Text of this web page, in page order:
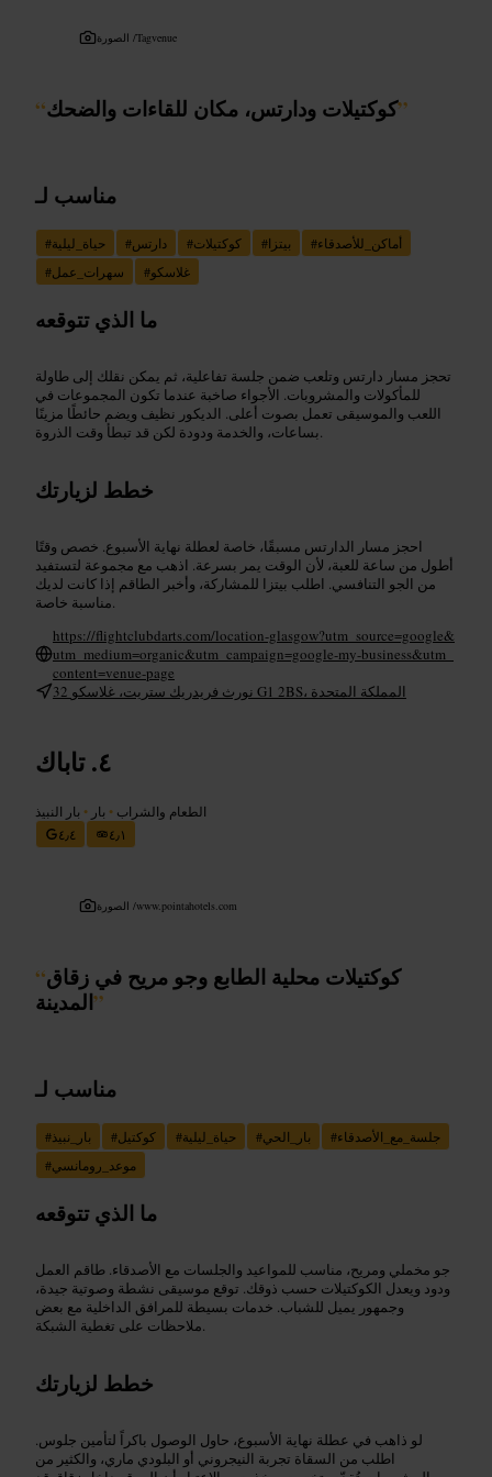
الصورة /Tagvenue
“كوكتيلات ودارتس، مكان للقاءات والضحك”
مناسب لـ
#حياة_ليلية #دارتس #كوكتيلات #بيتزا #أماكن_للأصدقاء
#سهرات_عمل #غلاسكو
ما الذي تتوقعه
تحجز مسار دارتس وتلعب ضمن جلسة تفاعلية، ثم يمكن نقلك إلى طاولة
للمأكولات والمشروبات. الأجواء صاخبة عندما تكون المجموعات في
اللعب والموسيقى تعمل بصوت أعلى. الديكور نظيف ويضم حائطًا مزينًا
بساعات، والخدمة ودودة لكن قد تبطأ وقت الذروة.
خطط لزيارتك
احجز مسار الدارتس مسبقًا، خاصة لعطلة نهاية الأسبوع. خصص وقتًا
أطول من ساعة للعبة، لأن الوقت يمر بسرعة. اذهب مع مجموعة لتستفيد
من الجو التنافسي. اطلب بيتزا للمشاركة، وأخبر الطاقم إذا كانت لديك
مناسبة خاصة.
https://flightclubdarts.com/location-glasgow?utm_source=google&
utm_medium=organic&utm_campaign=google-my-business&utm_
content=venue-page
32 نورث فريدريك ستريت، غلاسكو G1 2BS، المملكة المتحدة
تاباك
الطعام والشراب • بار • بار النبيذ
٤٫٤
٤٫١
الصورة /www.pointahotels.com
“كوكتيلات محلية الطابع وجو مريح في زقاق
المدينة”
مناسب لـ
#بار_نبيذ #كوكتيل #حياة_ليلية #بار_الحي #جلسة_مع_الأصدقاء
#موعد_رومانسي
ما الذي تتوقعه
جو مخملي ومريح، مناسب للمواعيد والجلسات مع الأصدقاء. طاقم العمل
ودود ويعدل الكوكتيلات حسب ذوقك. توقع موسيقى نشطة وصوتية جيدة،
وجمهور يميل للشباب. خدمات بسيطة للمرافق الداخلية مع بعض
ملاحظات على تغطية الشبكة.
خطط لزيارتك
لو ذاهب في عطلة نهاية الأسبوع، حاول الوصول باكراً لتأمين جلوس.
اطلب من السقاة تجربة النيجروني أو البلودي ماري، والكثير من